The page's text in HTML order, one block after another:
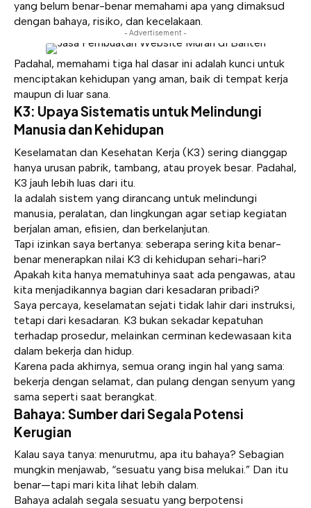
yang belum benar-benar memahami apa yang dimaksud
dengan bahaya, risiko, dan kecelakaan.
- Advertisement -
Padahal, memahami tiga hal dasar ini adalah kunci untuk
menciptakan kehidupan yang aman, baik di tempat kerja
maupun di luar sana.
K3: Upaya Sistematis untuk Melindungi
Manusia dan Kehidupan
Keselamatan dan Kesehatan Kerja (K3) sering dianggap
hanya urusan pabrik, tambang, atau proyek besar. Padahal,
K3 jauh lebih luas dari itu.
Ia adalah sistem yang dirancang untuk melindungi
manusia, peralatan, dan lingkungan agar setiap kegiatan
berjalan aman, efisien, dan berkelanjutan.
Tapi izinkan saya bertanya: seberapa sering kita benar-
benar menerapkan nilai K3 di kehidupan sehari-hari?
Apakah kita hanya mematuhinya saat ada pengawas, atau
kita menjadikannya bagian dari kesadaran pribadi?
Saya percaya, keselamatan sejati tidak lahir dari instruksi,
tetapi dari kesadaran. K3 bukan sekadar kepatuhan
terhadap prosedur, melainkan cerminan kedewasaan kita
dalam bekerja dan hidup.
Karena pada akhirnya, semua orang ingin hal yang sama:
bekerja dengan selamat, dan pulang dengan senyum yang
sama seperti saat berangkat.
Bahaya: Sumber dari Segala Potensi
Kerugian
Kalau saya tanya: menurutmu, apa itu bahaya? Sebagian
mungkin menjawab, “sesuatu yang bisa melukai.” Dan itu
benar—tapi mari kita lihat lebih dalam.
Bahaya adalah segala sesuatu yang berpotensi